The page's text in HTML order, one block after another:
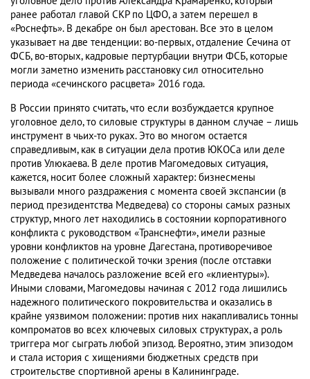
ранее работал главой СКР по ЦФО, а затем перешел в
«Роснефть». В декабре он был арестован. Все это в целом
указывает на две тенденции: во-первых, отдаление Сечина от
ФСБ, во-вторых, кадровые пертурбации внутри ФСБ, которые
могли заметно изменить расстановку сил относительно
периода «сечинского расцвета» 2016 года.
В России принято считать, что если возбуждается крупное
уголовное дело, то силовые структуры в данном случае – лишь
инструмент в чьих-то руках. Это во многом остается
справедливым, как в ситуации дела против ЮКОСа или деле
против Улюкаева. В деле против Магомедовых ситуация,
кажется, носит более сложный характер: бизнесмены
вызывали много раздражения с момента своей экспансии (в
период президентства Медведева) со стороны самых разных
структур, много лет находились в состоянии корпоративного
конфликта с руководством «Транснефти», имели разные
уровни конфликтов на уровне Дагестана, противоречивое
положение с политической точки зрения (после отставки
Медведева началось разложение всей его «клиентуры»).
Иными словами, Магомедовы начиная с 2012 года лишились
надежного политического покровительства и оказались в
крайне уязвимом положении: против них накапливались тонны
компроматов во всех ключевых силовых структурах, а роль
триггера мог сыграть любой эпизод. Вероятно, этим эпизодом
и стала история с хищениями бюджетных средств при
строительстве спортивной арены в Калининграде.